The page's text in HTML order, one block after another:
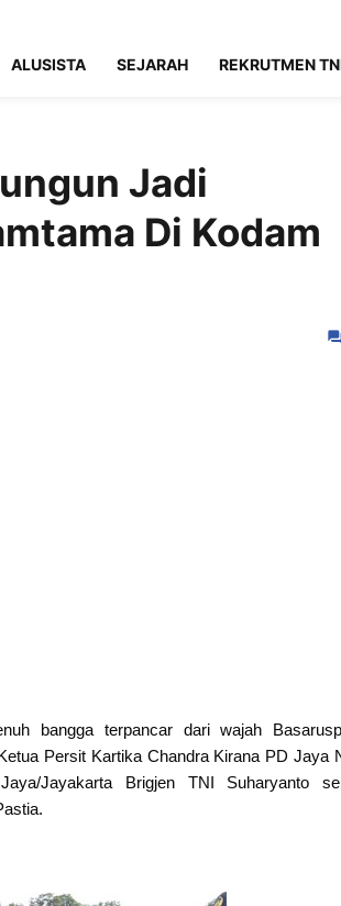
ALUSISTA SEJARAH REKRUTMEN
Jadi
Di Kodam
bangga terpancar dari wajah
Persit Kartika Chandra Kirana PD Jaya
Jayakarta Brigjen TNI Suharyanto